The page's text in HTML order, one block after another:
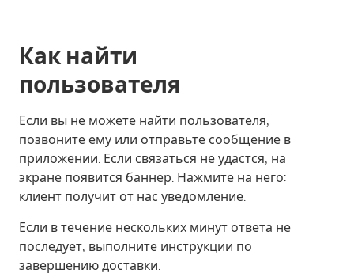
Как найти
пользователя
Если вы не можете найти пользователя,
позвоните ему или отправьте сообщение в
приложении. Если связаться не удастся, на
экране появится баннер. Нажмите на него:
клиент получит от нас уведомление.
Если в течение нескольких минут ответа не
последует, выполните инструкции по
завершению доставки.